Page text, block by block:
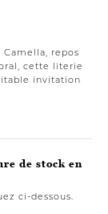
repos
cette literie
invitation
de stock en
ci-dessous.